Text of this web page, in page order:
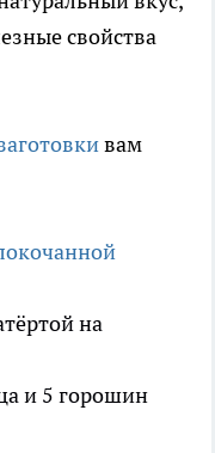
свойства
вам
на
и 5 горошин